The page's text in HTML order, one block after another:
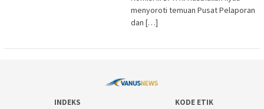
menyoroti temuan Pusat Pelaporan
dan […]
INDEKS
KODE ETIK